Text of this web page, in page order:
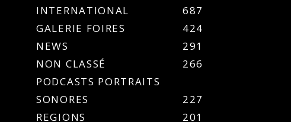
INTERNATIONAL
687
GALERIE FOIRES
424
NEWS
291
NON CLASSÉ
266
PODCASTS PORTRAITS
SONORES
227
REGIONS
201